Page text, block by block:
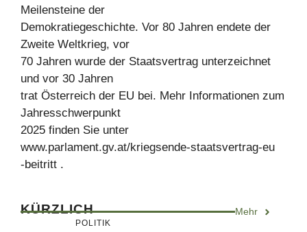
Meilensteine der
Demokratiegeschichte. Vor 80 Jahren endete der
Zweite Weltkrieg, vor
70 Jahren wurde der Staatsvertrag unterzeichnet
und vor 30 Jahren
trat Österreich der EU bei. Mehr Informationen zum
Jahresschwerpunkt
2025 finden Sie unter
www.parlament.gv.at/kriegsende-staatsvertrag-eu
-beitritt .
KÜRZLICH Mehr
POLITIK